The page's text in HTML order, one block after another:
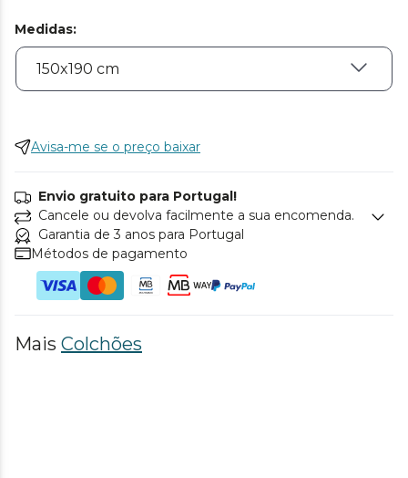
Medidas:
Avisa-me se o preço baixar
Envio gratuito para Portugal!
Cancele ou devolva facilmente a sua encomenda.
Garantia de 3 anos para Portugal
Métodos de pagamento
Mais Colchões